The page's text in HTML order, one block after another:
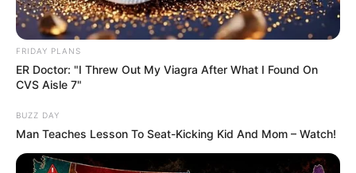
FRIDAY PLANS
ER Doctor: "I Threw Out My Viagra After What I Found On
CVS Aisle 7"
BUZZ DAY
Man Teaches Lesson To Seat-Kicking Kid And Mom – Watch!